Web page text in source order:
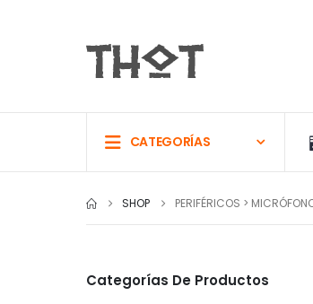
CATEGORÍAS
SHOP PERIFÉRICOS >
Categorías De Productos